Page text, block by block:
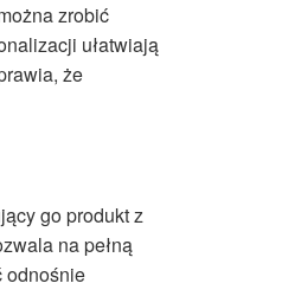
zrobić
ułatwiają
że
go produkt z
na pełną
odnośnie